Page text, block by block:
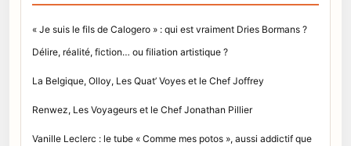
« Je suis le fils de Calogero » : qui est vraiment Dries Bormans ?
Délire, réalité, fiction… ou filiation artistique ?
La Belgique, Olloy, Les Quat’ Voyes et le Chef Joffrey
Renwez, Les Voyageurs et le Chef Jonathan Pillier
Vanille Leclerc : le tube « Comme mes potos », aussi addictif que